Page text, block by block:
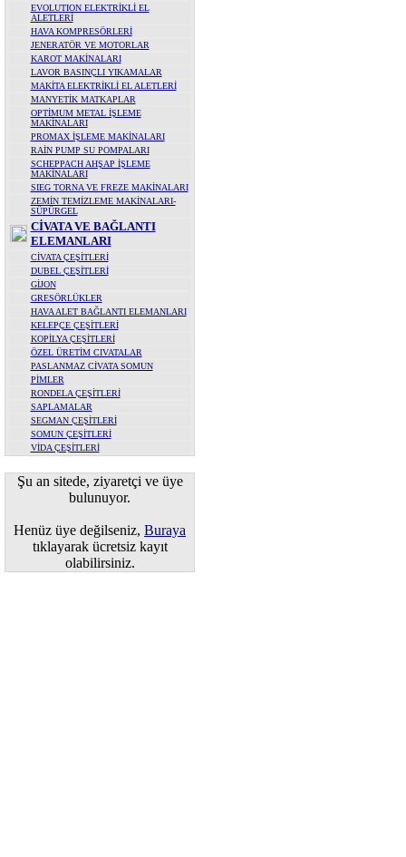
EVOLUTION ELEKTRİKLİ EL
ALETLERİ
HAVA KOMPRESÖRLERİ
JENERATÖR VE MOTORLAR
KAROT MAKİNALARI
LAVOR BASINÇLI YIKAMALAR
MAKİTA ELEKTRİKLİ EL ALETLERİ
MANYETİK MATKAPLAR
OPTİMUM METAL İŞLEME
MAKİNALARI
PROMAX İŞLEME MAKİNALARI
RAİN PUMP SU POMPALARI
SCHEPPACH AHŞAP İŞLEME
MAKİNALARI
SIEG TORNA VE FREZE MAKİNALARI
ZEMİN TEMİZLEME MAKİNALARI-
SÜPÜRGEL
CİVATA VE BAĞLANTI
ELEMANLARI
CİVATA ÇEŞİTLERİ
DUBEL ÇEŞİTLERİ
GİJON
GRESÖRLÜKLER
HAVA ALET BAĞLANTI ELEMANLARI
KELEPÇE ÇEŞİTLERİ
KOPİLYA ÇEŞİTLERİ
ÖZEL ÜRETİM CIVATALAR
PASLANMAZ CİVATA SOMUN
PİMLER
RONDELA ÇEŞİTLERİ
SAPLAMALAR
SEGMAN ÇEŞİTLERİ
SOMUN ÇEŞİTLERİ
VİDA ÇEŞİTLERİ
Şu an sitede, ziyaretçi ve üye
bulunuyor.
Henüz üye değilseniz, Buraya
tıklayarak ücretsiz kayıt
olabilirsiniz.